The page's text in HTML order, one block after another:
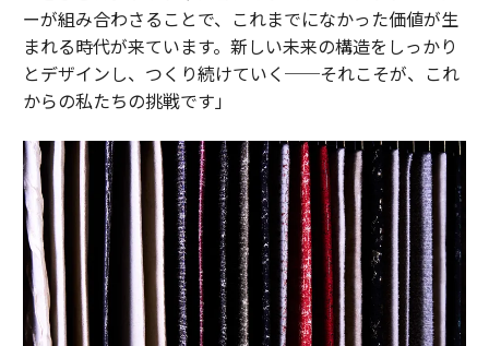
ーが組み合わさることで、これまでになかった価値が生
まれる時代が来ています。新しい未来の構造をしっかり
とデザインし、つくり続けていく──それこそが、これ
からの私たちの挑戦です」